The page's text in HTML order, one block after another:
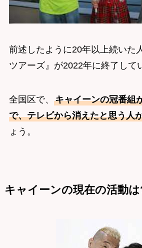
前述したように20年以上続いた
ツアーズ』が2022年に終了して
全国区で、 キャイーンの冠番組
で、テレビから消えたと思う人
ょう。
キャイーンの現在の活動